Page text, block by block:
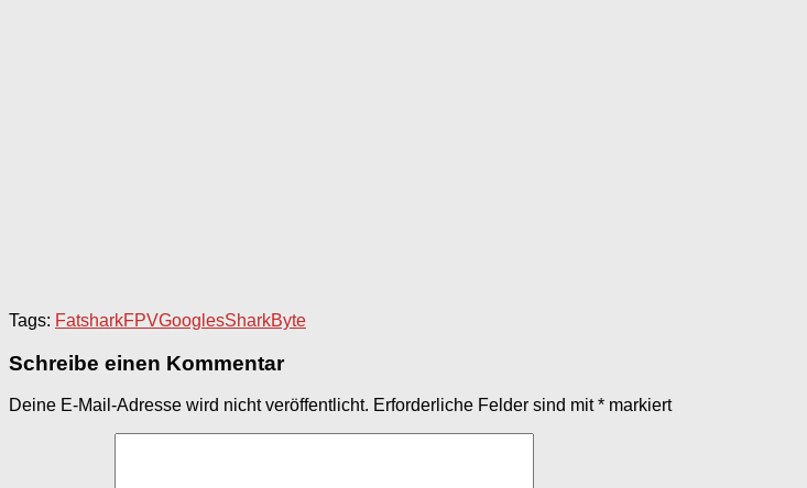
Tags: FatsharkFPVGooglesSharkByte
Schreibe einen Kommentar
Deine E-Mail-Adresse wird nicht veröffentlicht. Erforderliche Felder sind mit* markiert